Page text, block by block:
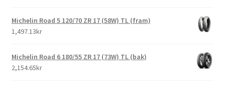
Michelin Road 5 120/70 ZR 17 (58W) TL (fram)
1,497.13kr
Michelin Road 6 180/55 ZR 17 (73W) TL (bak)
2,154.65kr